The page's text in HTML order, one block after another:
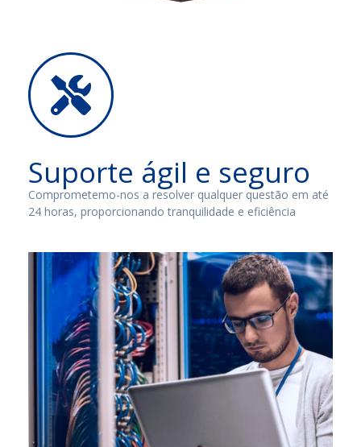
Suporte ágil e seguro
Comprometemo-nos a resolver qualquer questão em até
24 horas, proporcionando tranquilidade e eficiência